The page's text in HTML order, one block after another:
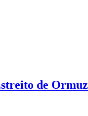
de Ormuz